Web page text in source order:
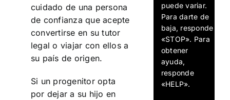
cuidado de una persona
de confianza que acepte
convertirse en su tutor
legal o viajar con ellos a
su país de origen.
Si un progenitor opta
por dejar a su hijo en
puede variar.
Para darte de
baja, responde
«STOP». Para
obtener
ayuda,
responde
«HELP».